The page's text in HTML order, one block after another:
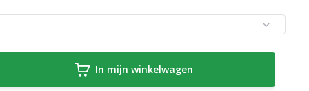
In mijn winkelwagen